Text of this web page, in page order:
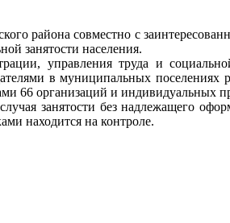
района совместно с
занятости населения.
управления труда и
в муниципальных
66 организаций и индивидуальных
занятости без надлежащего
находится на контроле.